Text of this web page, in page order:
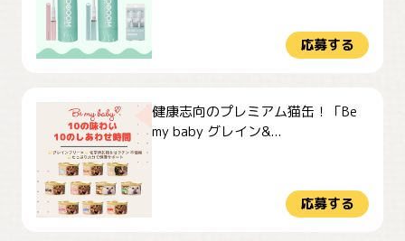
応募する
健康志向のプレミアム猫缶！「Be
my baby グレイン&...
応募する